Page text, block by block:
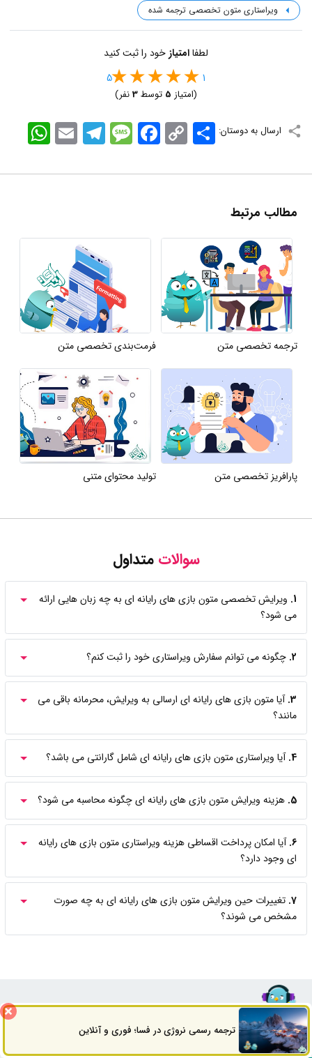
ویراستاری متون تخصصی ترجمه شده
لطفاامتیاز خود را ثبت کنید
1
5
(امتیاز 5 توسط3نفر)
ارسال به دوستان: WhatsApp EmailTelegramMessageFacebook Copy
Link
اشتراک
مطالب مرتبط
ترجمه تخصصی متن فرمت‌بندی تخصصی متن
پارافریز تخصصی متن تولید محتوای متنی
سوالاتمتداول
1. ویرایش تخصصی متون بازی های رایانه ای به چه زبان هایی ارائه
می شود؟
2. چگونه می توانم سفارش ویراستاری خود را ثبت کنم؟
3. آیا متون بازی های رایانه ای ارسالی به ویرایش، محرمانه باقی می
مانند؟
4. آیا ویراستاری متون بازی های رایانه ای شامل گارانتی می باشد؟
5. هزینه ویرایش متون بازی های رایانه ای چگونه محاسبه می شود؟
6. آیا امکان پرداخت اقساطی هزینه ویراستاری متون بازی های رایانه
ای وجود دارد؟
7. تغییرات حین ویرایش متون بازی های رایانه ای به چه صورت
مشخص می شوند؟
سوال یا دیدگاه شما
ترجمه رسمی نروژی در فسا؛ فوری و آنلاینراه های ارتباطی